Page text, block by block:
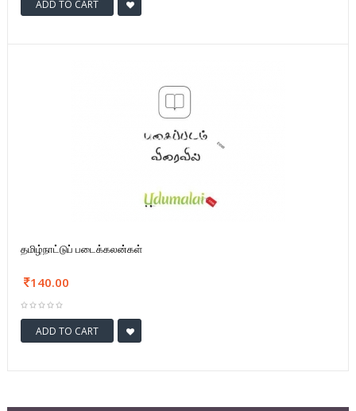
ADD TO CART
தமிழ்நாட்டுப் படைக்கலன்கள்
140.00
ADD TO CART